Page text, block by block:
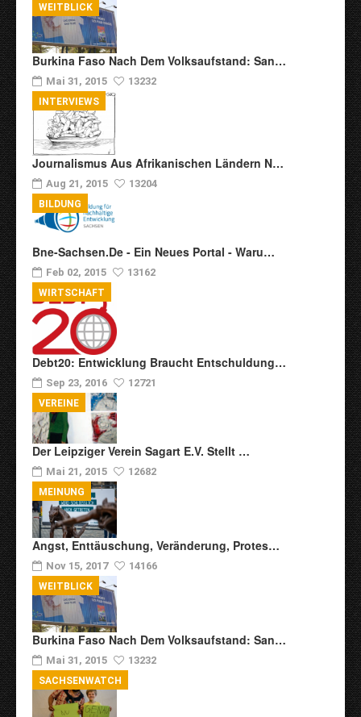
Burkina Faso Nach Dem Volksaufstand: San…
Mai 31, 2015 13232
WEITBLICK
Journalismus Aus Afrikanischen Ländern N…
Aug 21, 2015 13204
INTERVIEWS
Bne-Sachsen.de - Ein Neues Portal - Waru…
Feb 02, 2015 13162
BILDUNG
Debt20: Entwicklung Braucht Entschuldung…
Sep 23, 2016 12721
WIRTSCHAFT
Der Leipziger Verein Sagart E.V. Stellt …
Mai 21, 2015 12682
VEREINE
Angst, Enttäuschung, Veränderung, Protes…
Nov 15, 2017 14166
MEINUNG
Burkina Faso Nach Dem Volksaufstand: San…
Mai 31, 2015 13232
WEITBLICK
SACHSENWATCH